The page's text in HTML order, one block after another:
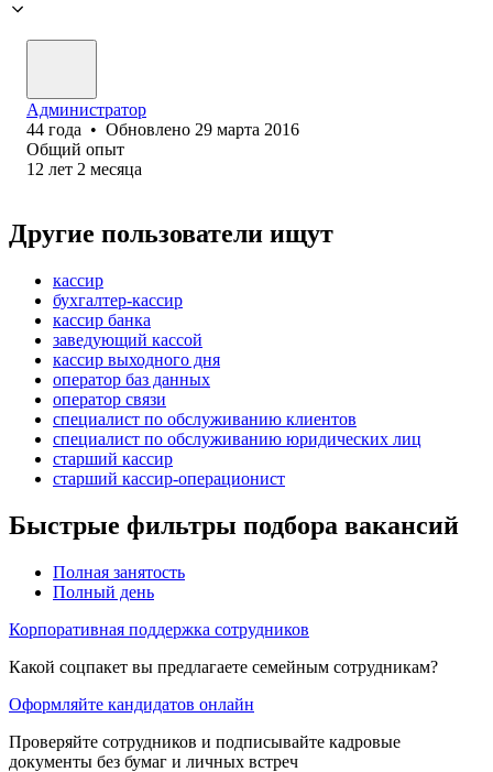
Администратор
44 года • Обновлено 29 марта 2016
Общий опыт
12 лет 2 месяца
Другие пользователи ищут
кассир
бухгалтер-кассир
кассир банка
заведующий кассой
кассир выходного дня
оператор баз данных
оператор связи
специалист по обслуживанию клиентов
специалист по обслуживанию юридических лиц
старший кассир
старший кассир-операционист
Быстрые фильтры подбора вакансий
Полная занятость
Полный день
Корпоративная поддержка сотрудников
Какой соцпакет вы предлагаете семейным сотрудникам?
Оформляйте кандидатов онлайн
Проверяйте сотрудников и подписывайте кадровые
документы без бумаг и личных встреч